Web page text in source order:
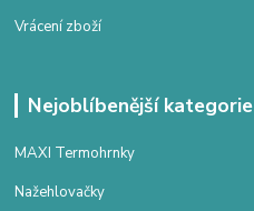
Vrácení zboží
Nejoblíbenější kategorie
MAXI Termohrnky
Nažehlovačky